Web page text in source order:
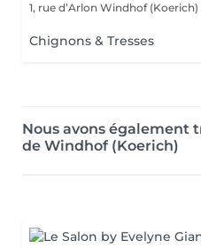
1, rue d’Arlon Windhof (Koerich)
Chignons & Tresses
Nous avons également
de Windhof (Koerich)